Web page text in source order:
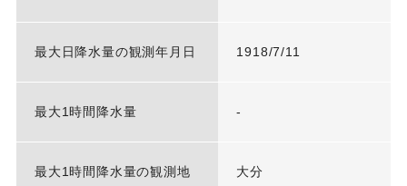
最大日降水量の観測年月日 1918/7/11
最大1時間降水量 -
最大1時間降水量の観測地 大分